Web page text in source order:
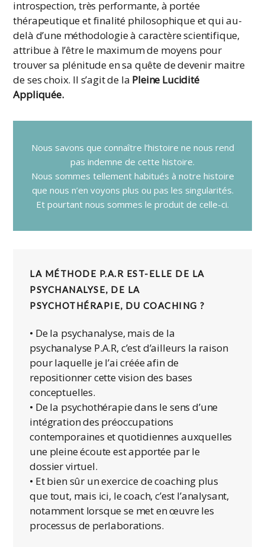
introspection, très performante, à portée
thérapeutique et finalité philosophique et qui au-
delà d’une méthodologie à caractère scientifique,
attribue à l’être le maximum de moyens pour
trouver sa plénitude en sa quête de devenir maitre
de ses choix. Il s’agit de la Pleine Lucidité
Appliquée.
Nous savons que connaître l’histoire ne nous rend
pas indemne de cette histoire.
Nous sommes tellement habitués à notre histoire
que nous n’en voyons plus ou pas les singularités.
Et pourtant nous sommes le produit de celle-ci.
LA MÉTHODE P.A.R EST-ELLE DE LA
PSYCHANALYSE, DE LA
PSYCHOTHÉRAPIE, DU COACHING ?
• De la psychanalyse, mais de la
psychanalyse P.A.R, c’est d’ailleurs la raison
pour laquelle je l’ai créée afin de
repositionner cette vision des bases
conceptuelles.
• De la psychothérapie dans le sens d’une
intégration des préoccupations
contemporaines et quotidiennes auxquelles
une pleine écoute est apportée par le
dossier virtuel.
• Et bien sûr un exercice de coaching plus
que tout, mais ici, le coach, c’est l’analysant,
notamment lorsque se met en œuvre les
processus de perlaborations.